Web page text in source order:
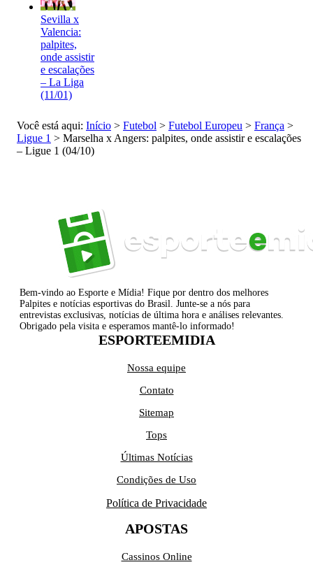
Sevilla x
Valencia:
palpites,
onde assistir
e escalações
– La Liga
(11/01)
Você está aqui: Início > Futebol > Futebol Europeu > França >
Ligue 1 > Marselha x Angers: palpites, onde assistir e escalações
– Ligue 1 (04/10)
Bem-vindo ao Esporte e Mídia! Fique por dentro dos melhores
Palpites e notícias esportivas do Brasil. Junte-se a nós para
entrevistas exclusivas, notícias de última hora e análises relevantes.
Obrigado pela visita e esperamos mantê-lo informado!
ESPORTEEMIDIA
Nossa equipe
Contato
Sitemap
Tops
Últimas Notícias
Condições de Uso
Política de Privacidade
APOSTAS
Cassinos Online